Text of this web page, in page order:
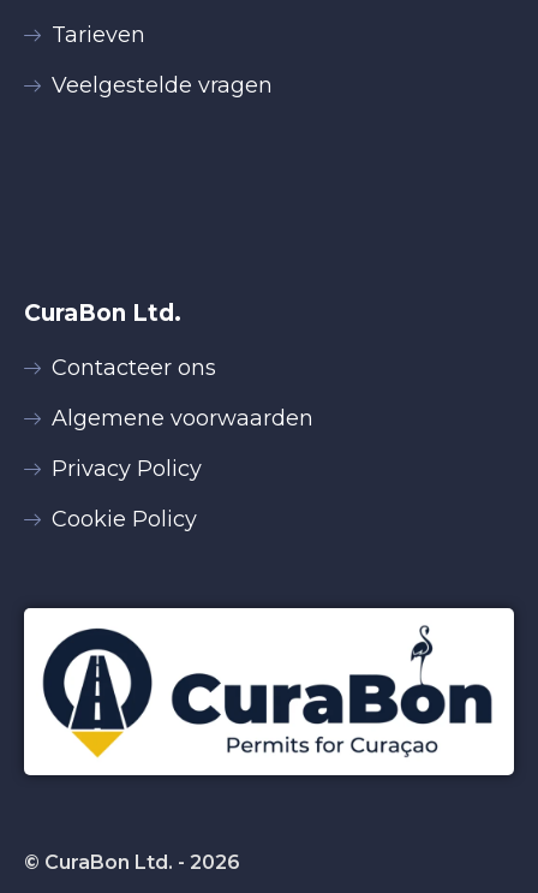
Tarieven
Veelgestelde vragen
CuraBon Ltd.
Contacteer ons
Algemene voorwaarden
Privacy Policy
Cookie Policy
© CuraBon Ltd. - 2026